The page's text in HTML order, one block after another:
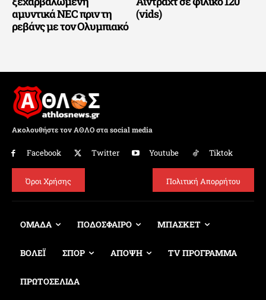
αμυντικά NEC πριν τη
ρεβάνς με τον Ολυμπιακό
(vids)
Ακολουθήστε τον ΑΘΛΟ στα social media
Facebook Twitter Youtube Tiktok
Όροι Χρήσης Πολιτική Απορρήτου
ΟΜΑΔΑ ΠΟΔΟΣΦΑΙΡΟ ΜΠΑΣΚΕΤ
ΒΟΛΕΪ ΣΠΟΡ ΑΠΟΨΗ TV ΠΡΟΓΡΑΜΜΑ
ΠΡΩΤΟΣΕΛΙΔΑ